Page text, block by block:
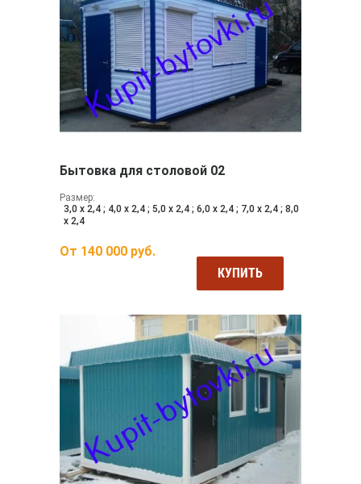
Бытовка для столовой 02
Размер:
3,0 х 2,4 ; 4,0 х 2,4 ; 5,0 х 2,4 ; 6,0 х 2,4 ; 7,0 х 2,4 ; 8,0
х 2,4
От 140 000 руб.
КУПИТЬ